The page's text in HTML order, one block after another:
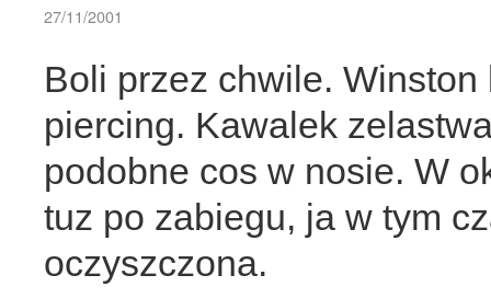
27/11/2001
Boli przez chwile.
piercing. Kawalek
podobne cos w nosie. W
tuz po zabiegu, ja w tym
oczyszczona.